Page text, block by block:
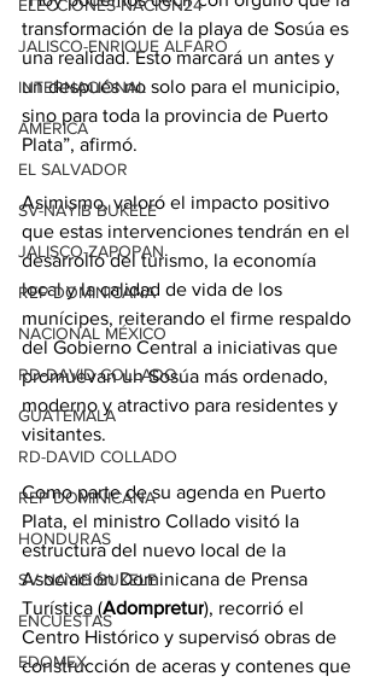
ELECCIONES-NACION24
JALISCO-ENRIQUE ALFARO
INTERNACIONAL
AMÉRICA
EL SALVADOR
SV-NAYIB BUKELE
JALISCO-ZAPOPAN
REP DOMINICANA
NACIONAL MÉXICO
RD-DAVID COLLADO
GUATEMALA
RD-DAVID COLLADO
REP DOMINICANA
HONDURAS
SV-NAYIB BUKELE
ENCUESTAS
EDOMEX
transformación de la playa de Sosúa es
una realidad. Esto marcará un antes y
un después no solo para el municipio,
sino para toda la provincia de Puerto
Plata”, afirmó.
Asimismo, valoró el impacto positivo
que estas intervenciones tendrán en el
desarrollo del turismo, la economía
local y la calidad de vida de los
munícipes, reiterando el firme respaldo
del Gobierno Central a iniciativas que
promuevan un Sosúa más ordenado,
moderno y atractivo para residentes y
visitantes.
Como parte de su agenda en Puerto
Plata, el ministro Collado visitó la
estructura del nuevo local de la
Asociación Dominicana de Prensa
Turística (Adompretur), recorrió el
Centro Histórico y supervisó obras de
construcción de aceras y contenes que